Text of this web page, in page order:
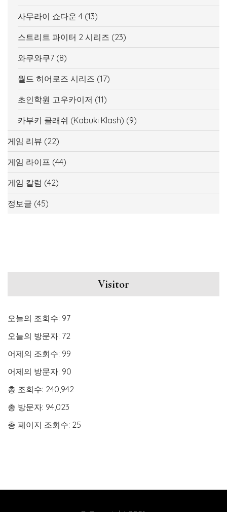
사무라이 쇼다운 4 (13)
스트리트 파이터 2 시리즈 (23)
와쿠와쿠7 (8)
월드 히어로즈 시리즈 (17)
초인학원 고우카이저 (11)
카부키 클래쉬 (Kabuki Klash) (9)
게임 리뷰 (22)
게임 라이프 (44)
게임 칼럼 (42)
정보글 (45)
Visitor
오늘의 조회수: 97
오늘의 방문자: 72
어제의 조회수: 99
어제의 방문자: 90
총 조회수: 240,942
총 방문자: 94,023
총 페이지 조회수: 25